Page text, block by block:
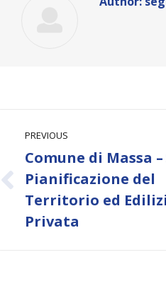
navigation
PREVIOUS
Previous
post:
Comune di Massa
Pianificazione del
Territorio ed
Privata